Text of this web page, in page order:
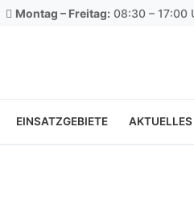
Montag – Freitag: 08:30 – 17:00
EINSATZGEBIETE AKTUELLES